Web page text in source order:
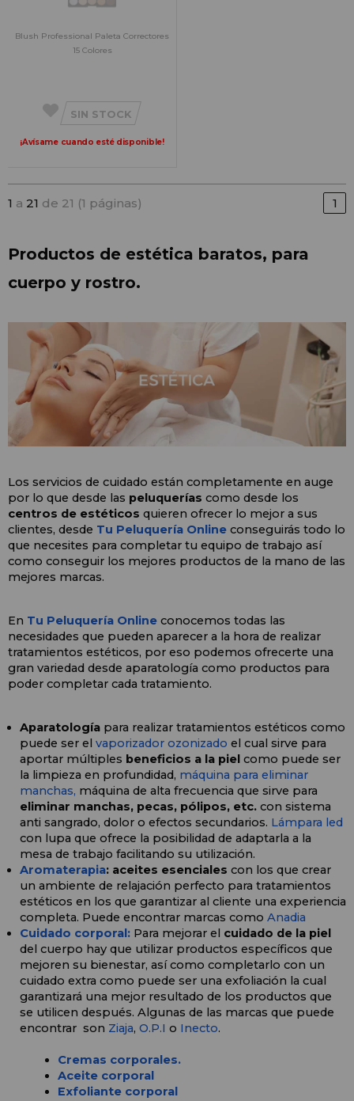
Blush Professional Paleta Correctores
15 Colores
SIN STOCK
¡Avísame cuando esté disponible!
1 a 21 de 21 (1 páginas) 1
Productos de estética baratos, para
cuerpo y rostro.
Los servicios de cuidado están completamente en auge
por lo que desde las peluquerías
centros de estéticos quieren ofrecer lo mejor a sus
clientes, desde Tu Peluquería Online conseguirás todo lo
que necesites para completar tu equipo de trabajo así
como conseguir los mejores productos de la mano de las
mejores marcas.
En Tu Peluquería Online conocemos todas las
necesidades que pueden aparecer a la hora de realizar
tratamientos estéticos, por eso podemos ofrecerte una
gran variedad desde aparatología como productos para
poder completar cada tratamiento.
Aparatología para realizar tratamientos estéticos como
puede ser el vaporizador ozonizado el cual sirve para
aportar múltiples beneficios a la piel como puede ser
la limpieza en profundidad, máquina para eliminar
manchas, máquina
eliminar manchas, pecas, pólipos, etc. con sistema
anti sangrado, dolor o efectos secundarios. Lámpara led
con lupa que ofrece la posibilidad de adaptarla a la
mesa de trabajo facilitando su utilización.
Aromaterapia: aceites esenciales con los que crear
un ambiente de relajación perfecto para tratamientos
estéticos en los que garantizar al cliente una experiencia
completa. Puede encontrar marcas como Anadia
Cuidado corporal: Para mejorar el cuidado de la piel
del cuerpo hay que utilizar productos específicos que
mejoren su bienestar, así como completarlo con un
cuidado extra como puede ser una exfoliación la cual
garantizará una mejor resultado de los productos que
se utilicen después. Algunas de las marcas que puede
encontrar  son Ziaja, O.P.I o Inecto.
Cremas corporales.
Aceite corporal
Exfoliante corporal